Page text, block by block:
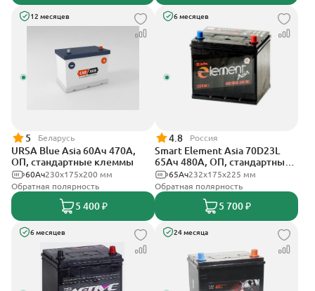
12 месяцев
5 Беларусь
URSA Blue Asia 60Ач 470А,
ОП, стандартные клеммы
230x175x200 мм
60Ач
Обратная полярность
5 400 ₽
6 месяцев
4.8 Россия
Smart Element Asia 70D23L
65Ач 480А, ОП, стандартные
клеммы232х175х225 мм
65Ач
Обратная полярность
5 700 ₽
6 месяцев 24 месяца